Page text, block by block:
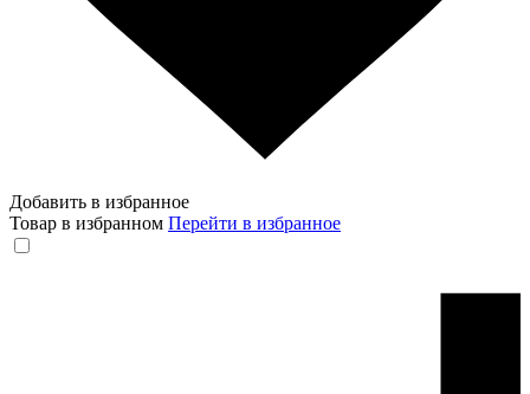
Добавить в избранное
Товар в избранном Перейти в избранное